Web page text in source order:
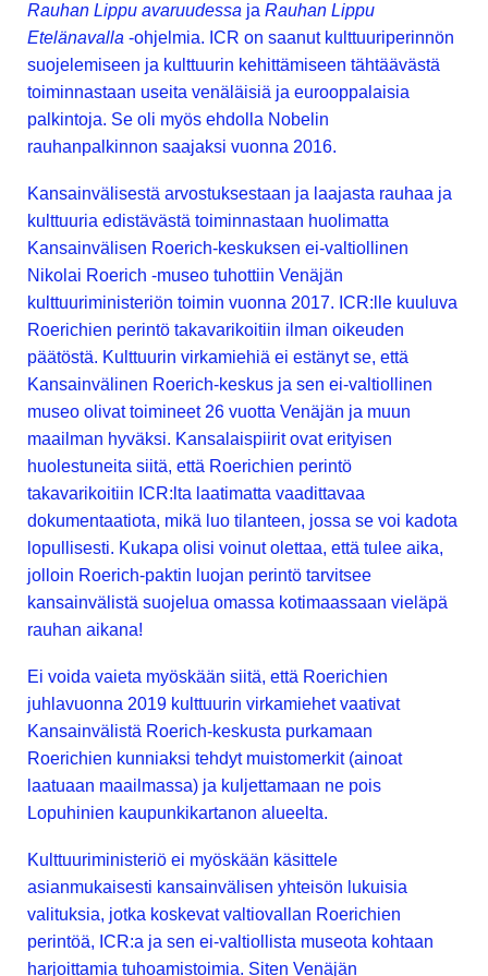
Rauhan Lippu avaruudessa ja Rauhan Lippu
Etelänavalla -ohjelmia. ICR on saanut kulttuuriperinnön
suojelemiseen ja kulttuurin kehittämiseen tähtäävästä
toiminnastaan useita venäläisiä ja eurooppalaisia
palkintoja. Se oli myös ehdolla Nobelin
rauhanpalkinnon saajaksi vuonna 2016.
Kansainvälisestä arvostuksestaan ja laajasta rauhaa ja
kulttuuria edistävästä toiminnastaan huolimatta
Kansainvälisen Roerich-keskuksen ei-valtiollinen
Nikolai Roerich -museo tuhottiin Venäjän
kulttuuriministeriön toimin vuonna 2017. ICR:lle kuuluva
Roerichien perintö takavarikoitiin ilman oikeuden
päätöstä. Kulttuurin virkamiehiä ei estänyt se, että
Kansainvälinen Roerich-keskus ja sen ei-valtiollinen
museo olivat toimineet 26 vuotta Venäjän ja muun
maailman hyväksi. Kansalaispiirit ovat erityisen
huolestuneita siitä, että Roerichien perintö
takavarikoitiin ICR:lta laatimatta vaadittavaa
dokumentaatiota, mikä luo tilanteen, jossa se voi kadota
lopullisesti. Kukapa olisi voinut olettaa, että tulee aika,
jolloin Roerich-paktin luojan perintö tarvitsee
kansainvälistä suojelua omassa kotimaassaan vieläpä
rauhan aikana!
Ei voida vaieta myöskään siitä, että Roerichien
juhlavuonna 2019 kulttuurin virkamiehet vaativat
Kansainvälistä Roerich-keskusta purkamaan
Roerichien kunniaksi tehdyt muistomerkit (ainoat
laatuaan maailmassa) ja kuljettamaan ne pois
Lopuhinien kaupunkikartanon alueelta.
Kulttuuriministeriö ei myöskään käsittele
asianmukaisesti kansainvälisen yhteisön lukuisia
valituksia, jotka koskevat valtiovallan Roerichien
perintöä, ICR:a ja sen ei-valtiollista museota kohtaan
harjoittamia tuhoamistoimia. Siten Venäjän